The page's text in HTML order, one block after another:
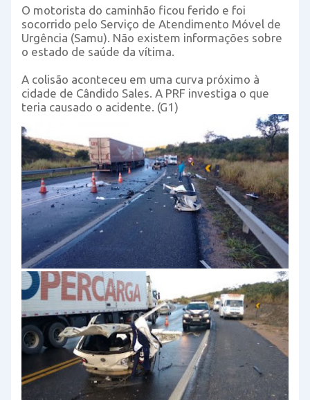
O motorista do caminhão ficou ferido e foi
socorrido pelo Serviço de Atendimento Móvel de
Urgência (Samu). Não existem informações sobre
o estado de saúde da vítima.
A colisão aconteceu em uma curva próximo à
cidade de Cândido Sales. A PRF investiga o que
teria causado o acidente. (G1)